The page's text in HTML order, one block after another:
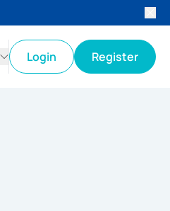
Login Register